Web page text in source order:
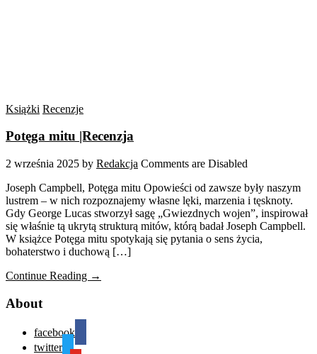
Książki Recenzje
Potęga mitu |Recenzja
2 września 2025 by Redakcja Comments are Disabled
Joseph Campbell, Potęga mitu Opowieści od zawsze były naszym
lustrem – w nich rozpoznajemy własne lęki, marzenia i tęsknoty.
Gdy George Lucas stworzył sagę „Gwiezdnych wojen”, inspirował
się właśnie tą ukrytą strukturą mitów, którą badał Joseph Campbell.
W książce Potęga mitu spotykają się pytania o sens życia,
bohaterstwo i duchową […]
Continue Reading →
About
facebook
twitter